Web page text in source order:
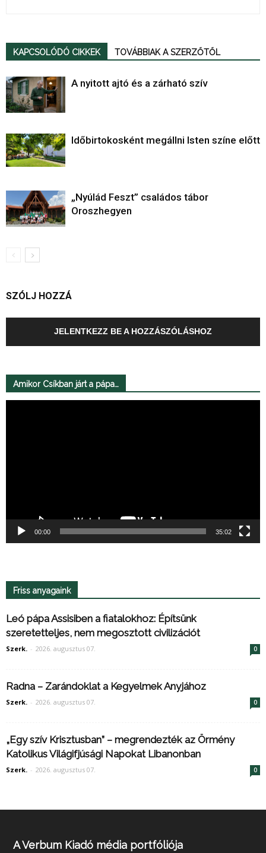
KAPCSOLÓDÓ CIKKEK TOVÁBBIAK A SZERZŐTŐL
A nyitott ajtó és a zárható szív
Időbirtokosként megállni Isten színe előtt
„Nyúlád Feszt” családos tábor
Oroszhegyen
SZÓLJ HOZZÁ
JELENTKEZZ BE A HOZZÁSZÓLÁSHOZ
Amikor Csíkban járt a pápa…
00:00 35:02
Friss anyagaink
Leó pápa Assisiben a fiatalokhoz: Építsünk
szeretetteljes, nem megosztott civilizációt
Szerk. - 2026. augusztus 07. 0
Radna – Zarándoklat a Kegyelmek Anyjához
Szerk. - 2026. augusztus 07. 0
„Egy szív Krisztusban” – megrendezték az Örmény
Katolikus Világifjúsági Napokat Libanonban
Szerk. - 2026. augusztus 07. 0
A Verbum Kiadó média portfóliója